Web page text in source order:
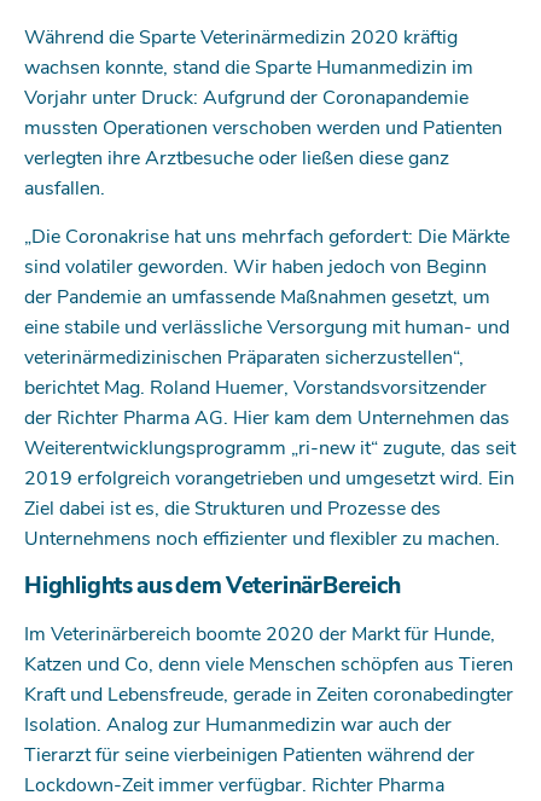
Während die Sparte Veterinärmedizin 2020 kräftig
wachsen konnte, stand die Sparte Humanmedizin im
Vorjahr unter Druck: Aufgrund der Coronapandemie
mussten Operationen verschoben werden und Patienten
verlegten ihre Arztbesuche oder ließen diese ganz
ausfallen.
„Die Coronakrise hat uns mehrfach gefordert: Die Märkte
sind volatiler geworden. Wir haben jedoch von Beginn
der Pandemie an umfassende Maßnahmen gesetzt, um
eine stabile und verlässliche Versorgung mit human- und
veterinärmedizinischen Präparaten sicherzustellen“,
berichtet Mag. Roland Huemer, Vorstandsvorsitzender
der Richter Pharma AG. Hier kam dem Unternehmen das
Weiterentwicklungsprogramm „ri-new it“ zugute, das seit
2019 erfolgreich vorangetrieben und umgesetzt wird. Ein
Ziel dabei ist es, die Strukturen und Prozesse des
Unternehmens noch effizienter und flexibler zu machen.
Highlights aus dem VeterinärBereich
Im Veterinärbereich boomte 2020 der Markt für Hunde,
Katzen und Co, denn viele Menschen schöpfen aus Tieren
Kraft und Lebensfreude, gerade in Zeiten corona­bedingter
Isolation. Analog zur Humanmedizin war auch der
Tierarzt für seine vierbeinigen Patienten während der
Lockdown-Zeit immer verfügbar. Richter Pharma